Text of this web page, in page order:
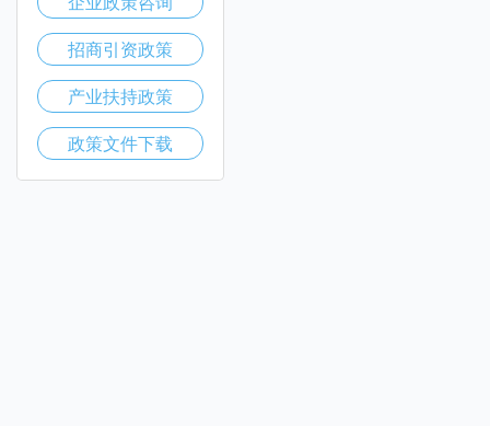
招商引资政策
产业扶持政策
政策文件下载